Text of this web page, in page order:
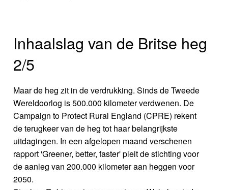
Inhaalslag van de Britse heg
2/5
Maar de heg zit in de verdrukking. Sinds de Tweede
Wereldoorlog is 500.000 kilometer verdwenen. De
Campaign to Protect Rural England (CPRE) rekent
de terugkeer van de heg tot haar belangrijkste
uitdagingen. In een afgelopen maand verschenen
rapport 'Greener, better, faster' pleit de stichting voor
de aanleg van 200.000 kilometer aan heggen voor
2050.